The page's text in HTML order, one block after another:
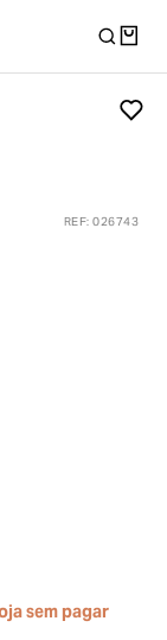
REF:026743